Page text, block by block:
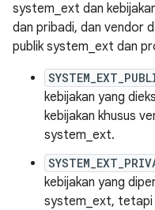
system_ext dan
dan pribadi, dan vendor
publik system_ext dan
kebijakan yang
kebijakan khusus
system_ext.
kebijakan yang
system_ext, tetapi